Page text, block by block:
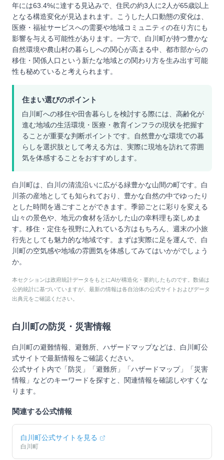
年には63.4%に達する見込みで、住民の約3人に2人が65歳以上
となる構造変化が見込まれます。こうした人口動態の変化は、
医療・福祉サービスへの需要や地域コミュニティの在り方にも
影響を与える可能性があります。一方で、白川町が持つ豊かな
自然環境や農山村の暮らしへの関心が高まる中、都市部からの
移住・関係人口という新たな地域との関わり方を生み出す可能
性も秘めていると考えられます。
住まい選びのポイント
白川町への移住や田舎暮らしを検討する際には、高齢化が
進む地域の生活環境・医療・教育インフラの現状を把握す
ることが重要な判断ポイントです。自然豊かな環境での暮
らしを選択肢として考える方は、実際に現地を訪れて雰囲
気を体感することをおすすめします。
白川町は、白川の清流沿いに広がる緑豊かな山間の町です。白
川茶の産地としても知られており、豊かな自然の中でゆったり
とした時間を過ごすことができます。季節ごとに彩りを変える
山々の景色や、地元の食材を活かした山の幸料理も楽しめま
す。移住・定住を視野に入れている方はもちろん、週末の小旅
行先としても魅力的な地域です。まずは実際に足を運んで、白
川町の空気感や地域の雰囲気を体感してみてはいかがでしょう
か。
本セクションは政府統計データをもとにAIが構造化・要約したものです。数値は
公的統計に基づいていますが、最新の情報は各自治体の公式サイトおよびデータ
出典元をご確認ください。
白川町 の防災・災害情報
白川町の避難情報、避難所、ハザードマップなどは、 白川町公
式サイトで最新情報をご確認ください。
公式サイト内で「防災」「避難所」「ハザードマップ」「災害
情報」などのキーワードを探すと、関連情報を確認しやすくな
ります。
関連する公式情報
白川町公式サイトを見る
白川町